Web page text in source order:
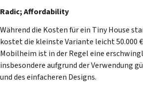
Radic; Affordability
Während die Kosten für ein Tiny House
kostet die kleinste Variante leicht 50.000
Mobilheim ist in der Regel eine
insbesondere aufgrund der Verwendung
und des einfacheren Designs.
Login
E-Mail